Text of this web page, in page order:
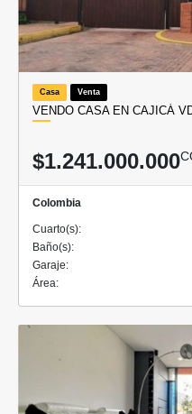
Casa Venta
VENDO CASA EN CAJICÁ
$1.241.000.000
Colombia
Cuarto(s):
Baño(s):
Garaje:
Área: